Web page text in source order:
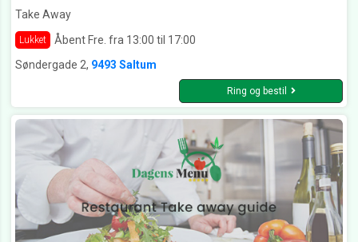
Take Away
Lukket
Åbent Fre. fra 13:00 til 17:00
Søndergade 2, 9493 Saltum
Ring og bestil